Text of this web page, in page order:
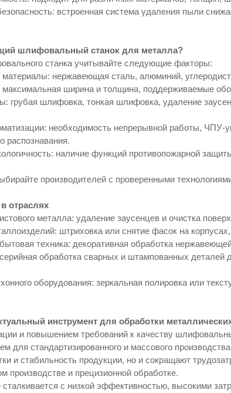
встроенная система удаления пыли
шлифовальный станок для металла?
станка учитывайте следующие факторы:
нержавеющая сталь, алюминий,
максимальная ширина и толщина, поддерживаемые
грубая шлифовка, тонкая шлифовка, удаление
необходимость непрерывной работы, ЧПУ-
распознавания.
наличие функций противопожарной
производителей с проверенными
отраслях
металла: удаление заусенцев и очистка
штриховка или снятие фасок на
техника: декоративная обработка
обработка сварных и штампованных деталей
оборудования: зеркальная полировка или
инструмент для обработки
и повышением требований к качеству
для стандартизированного и массового
и стабильность продукции, но и сокращают
производстве и прецизионной обработке.
с низкой эффективностью, высокими